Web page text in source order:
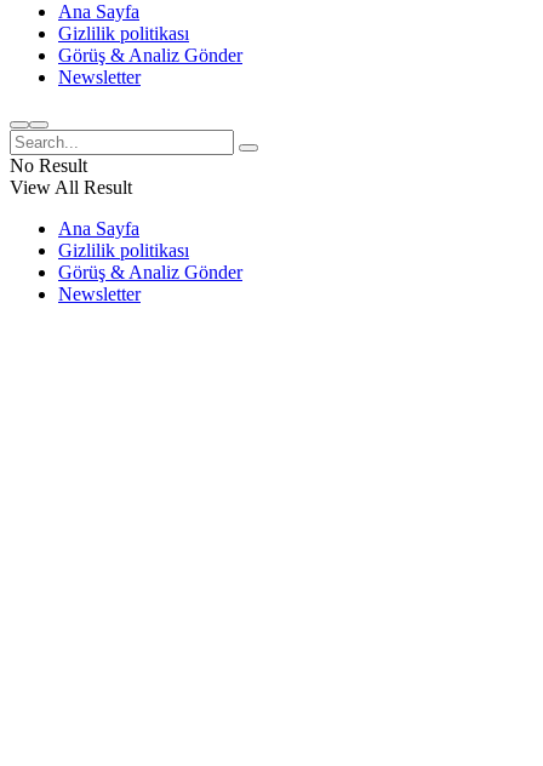
Ana Sayfa
Gizlilik politikası
Görüş & Analiz Gönder
Newsletter
No Result
View All Result
Ana Sayfa
Gizlilik politikası
Görüş & Analiz Gönder
Newsletter